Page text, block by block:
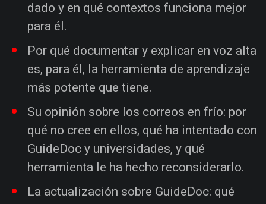
dado y en qué contextos funciona mejor
para él.
Por qué documentar y explicar en voz alta
es, para él, la herramienta de aprendizaje
más potente que tiene.
Su opinión sobre los correos en frío: por
qué no cree en ellos, qué ha intentado con
GuideDoc y universidades, y qué
herramienta le ha hecho reconsiderarlo.
La actualización sobre GuideDoc: qué